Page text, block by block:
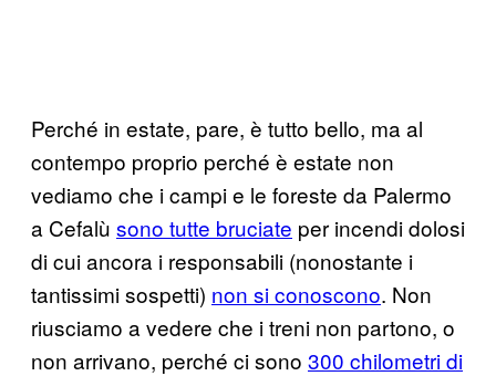
Perché in estate, pare, è tutto bello, ma al
contempo proprio perché è estate non
vediamo che i campi e le foreste da Palermo
a Cefalù sono tutte bruciate per incendi dolosi
di cui ancora i responsabili (nonostante i
tantissimi sospetti) non si conoscono. Non
riusciamo a vedere che i treni non partono, o
non arrivano, perché ci sono 300 chilometri di